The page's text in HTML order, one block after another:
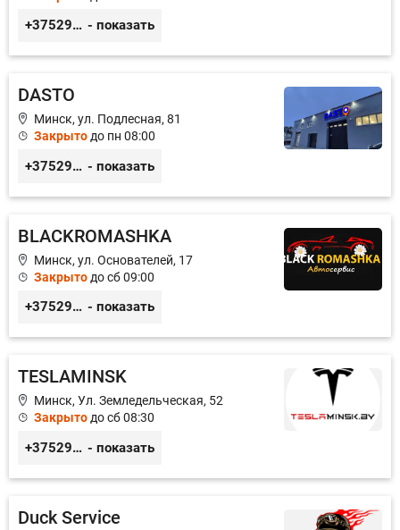
+375299395764 - показать
DASTO
Минск, ул. Подлесная, 81
Закрытодо пн 08:00
+375296606560 - показать
BLACKROMASHKA
Минск, ул. Основателей, 17
Закрыто до сб 09:00
+375296651188 - показать
TESLAMINSK
Минск, Ул. Земледельческая, 52
Закрытодо сб 08:30
+375291335101 - показать
Duck Service